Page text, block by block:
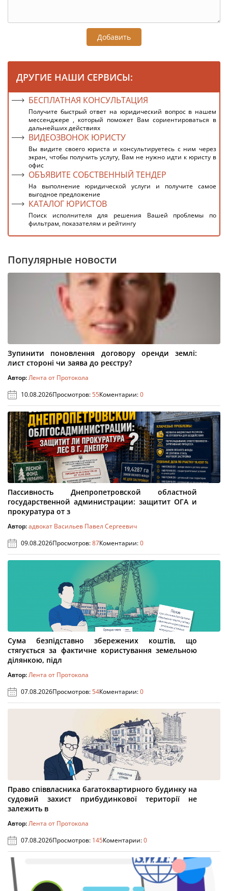
Добавить
ДРУГИЕ НАШИ СЕРВИСЫ:
БЕСПЛАТНАЯ КОНСУЛЬТАЦИЯ
Получите быстрый ответ на юридический вопрос в нашем
мессенджере , который поможет Вам сориентироваться в
дальнейших действиях
ВИДЕОЗВОНОК ЮРИСТУ
Вы видите своего юриста и консультируетесь с ним через
экран, чтобы получить услугу, Вам не нужно идти к юристу в
офис
ОБЪЯВИТЕ СОБСТВЕННЫЙ ТЕНДЕР
На выполнение юридической услуги и получите самое
выгодное предложение
КАТАЛОГ ЮРИСТОВ
Поиск исполнителя для решения Вашей проблемы по
фильтрам, показателям и рейтингу
Популярные новости
Зупинити поновлення договору оренди землі:
лист стороні чи заява до реєстру?
Автор:Лента от Протокола
10.08.2026Просмотров:55Коментарии:0
Пассивность Днепропетровской областной
государственной администрации: защитит ОГА и
прокуратура от з
Автор:адвокат Васильев Павел Сергеевич
09.08.2026Просмотров:87Коментарии:0
Сума безпідставно збережених коштів, що
стягується за фактичне користування земельною
ділянкою, підл
Автор:Лента от Протокола
07.08.2026Просмотров:54Коментарии:0
Право співвласника багатоквартирного будинку на
судовий захист прибудинкової території не
залежить в
Автор:Лента от Протокола
07.08.2026Просмотров: 145Коментарии:0